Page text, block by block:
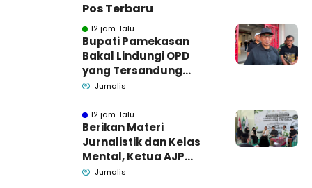
Pos Terbaru
12 jam lalu
Bupati Pamekasan
Bakal Lindungi OPD
yang Tersandung
Dugaan Korupsi
Jurnalis
12 jam lalu
Berikan Materi
Jurnalistik dan Kelas
Mental, Ketua AJP
Bakar Semangat LPM
Jurnalis